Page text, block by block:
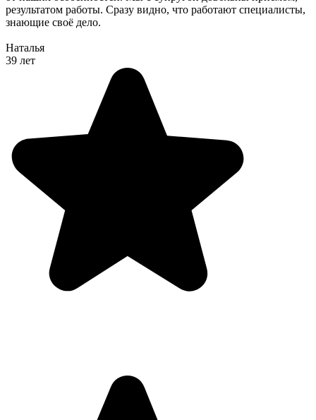
результатом работы. Сразу видно, что работают специалисты,
знающие своё дело.
Наталья
39 лет